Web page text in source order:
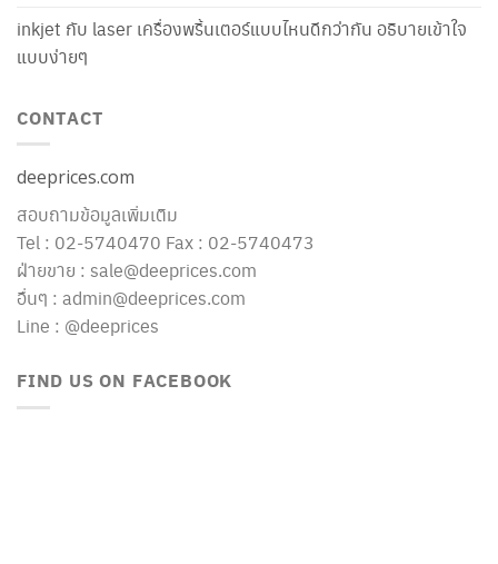
inkjet กับ laser เครื่องพริ้นเตอร์แบบไหนดีกว่ากัน อธิบายเข้าใจ
แบบง่ายๆ
CONTACT
deeprices.com
สอบถามข้อมูลเพิ่มเติม
Tel : 02-5740470 Fax : 02-5740473
ฝ่ายขาย : sale@deeprices.com
อื่นๆ : admin@deeprices.com
Line : @deeprices
FIND US ON FACEBOOK